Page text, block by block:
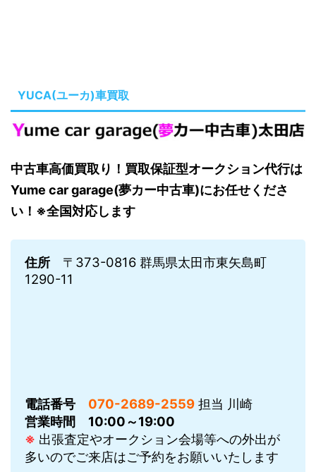
YUCA(ユーカ)車買取
中古車高価買取り！買取保証型オークション代行は
Yume car garage(夢カー中古車)にお任せくださ
い！※全国対応します
住所 〒373-0816 群馬県太田市東矢島町
1290-11
電話番号 070-2689-2559 担当 川崎
営業時間
10:00～19:00
※ 出張査定やオークション会場等への外出が
多いのでご来店はご予約をお願いいたします